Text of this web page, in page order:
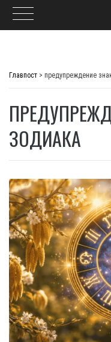
Главпост > предупреждение
ЗОДИАКА